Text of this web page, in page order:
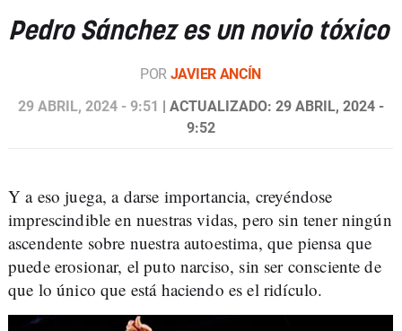
Pedro Sánchez es un novio tóxico
POR JAVIER ANCÍN
29 ABRIL, 2024 - 9:51 | ACTUALIZADO: 29 ABRIL, 2024 -
9:52
Y a eso juega, a darse importancia, creyéndose
imprescindible en nuestras vidas, pero sin tener ningún
ascendente sobre nuestra autoestima, que piensa que
puede erosionar, el puto narciso, sin ser consciente de
que lo único que está haciendo es el ridículo.